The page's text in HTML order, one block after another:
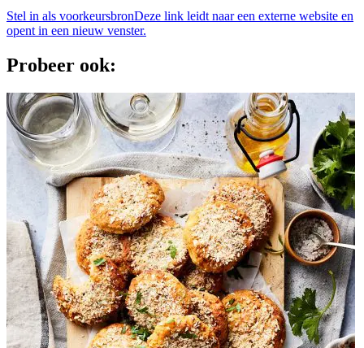
Stel in als voorkeursbronDeze link leidt naar een externe website en
opent in een nieuw venster.
Probeer ook: